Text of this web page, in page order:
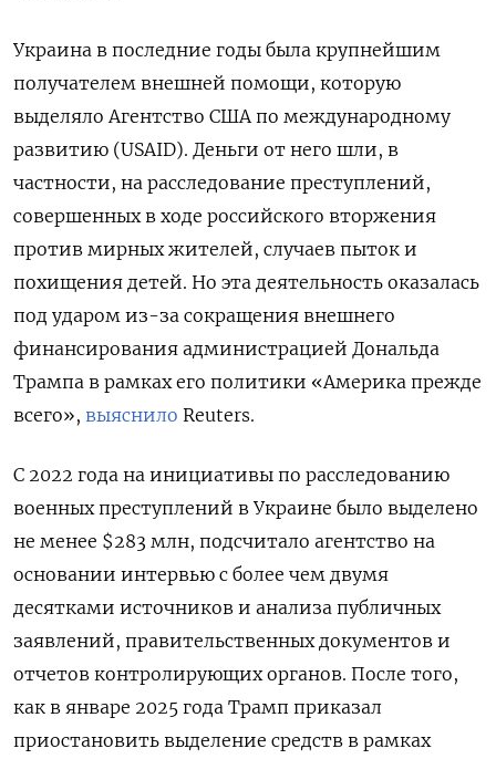
Украина в последние годы была крупнейшим
получателем внешней помощи, которую
выделяло Агентство США по международному
развитию (USAID). Деньги от него шли, в
частности, на расследование преступлений,
совершенных в ходе российского вторжения
против мирных жителей, случаев пыток и
похищения детей. Но эта деятельность оказалась
под ударом из-за сокращения внешнего
финансирования администрацией Дональда
Трампа в рамках его политики «Америка прежде
всего», выяснило Reuters.
С 2022 года на инициативы по расследованию
военных преступлений в Украине было выделено
не менее $283 млн, подсчитало агентство на
основании интервью с более чем двумя
десятками источников и анализа публичных
заявлений, правительственных документов и
отчетов контролирующих органов. После того,
как в январе 2025 года Трамп приказал
приостановить выделение средств в рамках